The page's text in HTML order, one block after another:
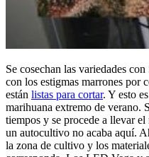
Se cosechan las variedades
con los estigmas marrones por
están listas para cortar. Y esto
marihuana extremo de verano.
tiempos y se procede a llevar
un autocultivo no acaba aquí.
la zona de cultivo y los